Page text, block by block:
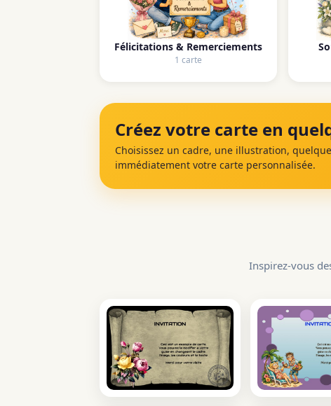
Félicitations & Remerciements
1 carte
Créez votre carte en
Choisissez un cadre, une illustration,
immédiatement votre carte personnalisée.
Inspirez-vous